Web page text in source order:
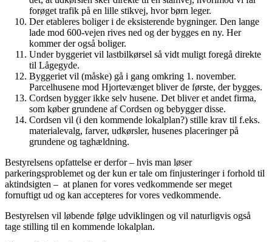
forøget trafik på en lille stikvej, hvor børn leger.
Der etableres boliger i de eksisterende bygninger. Den lange
lade mod 600-vejen rives ned og der bygges en ny. Her
kommer der også boliger.
Under byggeriet vil lastbilkørsel så vidt muligt foregå direkte
til Lågegyde.
Byggeriet vil (måske) gå i gang omkring 1. november.
Parcelhusene mod Hjortevænget bliver de første, der bygges.
Cordsen bygger ikke selv husene. Det bliver et andet firma,
som køber grundene af Cordsen og bebygger disse.
Cordsen vil (i den kommende lokalplan?) stille krav til f.eks.
materialevalg, farver, udkørsler, husenes placeringer på
grundene og taghældning.
Bestyrelsens opfattelse er derfor – hvis man løser
parkeringsproblemet og der kun er tale om finjusteringer i forhold til
aktindsigten – at planen for vores vedkommende ser meget
fornuftigt ud og kan accepteres for vores vedkommende.
Bestyrelsen vil løbende følge udviklingen og vil naturligvis også
tage stilling til en kommende lokalplan.